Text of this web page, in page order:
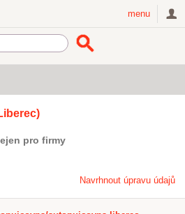
menu
pro firmy
Navrhnout úpravu údajů